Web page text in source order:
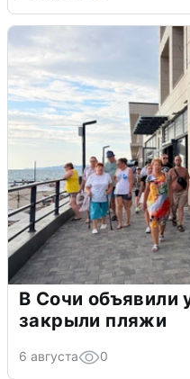
В Сочи объявили
закрыли пляжи
6 августа 0